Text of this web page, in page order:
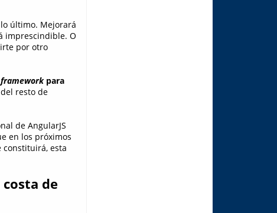
último. Mejorará
imprescindible. O
por otro
frameworkpara
resto de
de AngularJS
en los próximos
constituirá, esta
de